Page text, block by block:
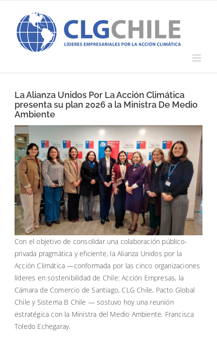
contenido
La Alianza Unidos Por La Acción Climática
presenta su plan 2026 a la Ministra De Medio
Ambiente
Con el objetivo de consolidar una colaboración público-
privada pragmática y eficiente, la Alianza Unidos por la
Acción Climática —conformada por las cinco organizaciones
líderes en sostenibilidad de Chile: Acción Empresas, la
Cámara de Comercio de Santiago, CLG Chile, Pacto Global
Chile y Sistema B Chile — sostuvo hoy una reunión
estratégica con la Ministra del Medio Ambiente, Francisca
Toledo Echegaray.